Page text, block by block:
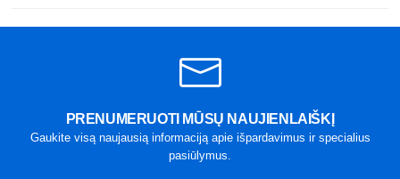
PRENUMERUOTI MŪSŲ NAUJIENLAIŠKĮ
Gaukite visą naujausią informaciją apie išpardavimus ir specialius
pasiūlymus.